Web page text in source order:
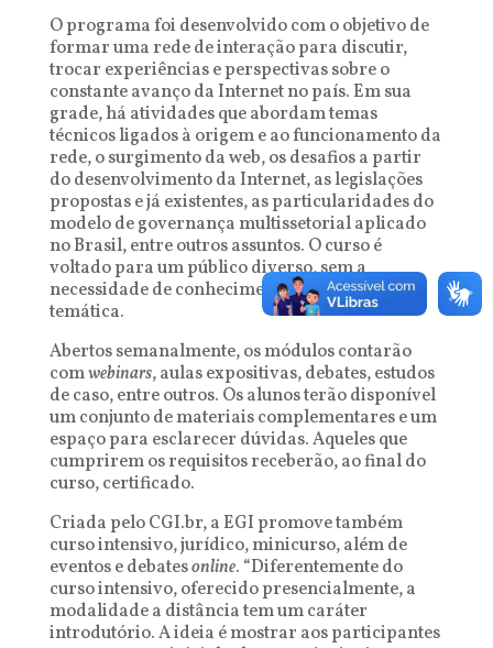
O programa foi desenvolvido com o objetivo de
formar uma rede de interação para discutir,
trocar experiências e perspectivas sobre o
constante avanço da Internet no país. Em sua
grade, há atividades que abordam temas
técnicos ligados à origem e ao funcionamento da
rede, o surgimento da web, os desafios a partir
do desenvolvimento da Internet, as legislações
propostas e já existentes, as particularidades do
modelo de governança multissetorial aplicado
no Brasil, entre outros assuntos. O curso é
voltado para um público diverso, sem a
necessidade de conhecimentos prévios sobre a
temática.
Abertos semanalmente, os módulos contarão
comwebinars, aulas expositivas, debates, estudos
de caso, entre outros. Os alunos terão disponível
um conjunto de materiais complementares e um
espaço para esclarecer dúvidas. Aqueles que
cumprirem os requisitos receberão, ao final do
curso, certificado.
Criada pelo CGI.br, a EGI promove também
curso intensivo, jurídico, minicurso, além de
eventos e debatesonline. “Diferentemente do
curso intensivo, oferecido presencialmente, a
modalidade a distância tem um caráter
introdutório. A ideia é mostrar aos participantes